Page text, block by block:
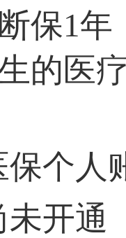
保1年
的医
保个人
未开通